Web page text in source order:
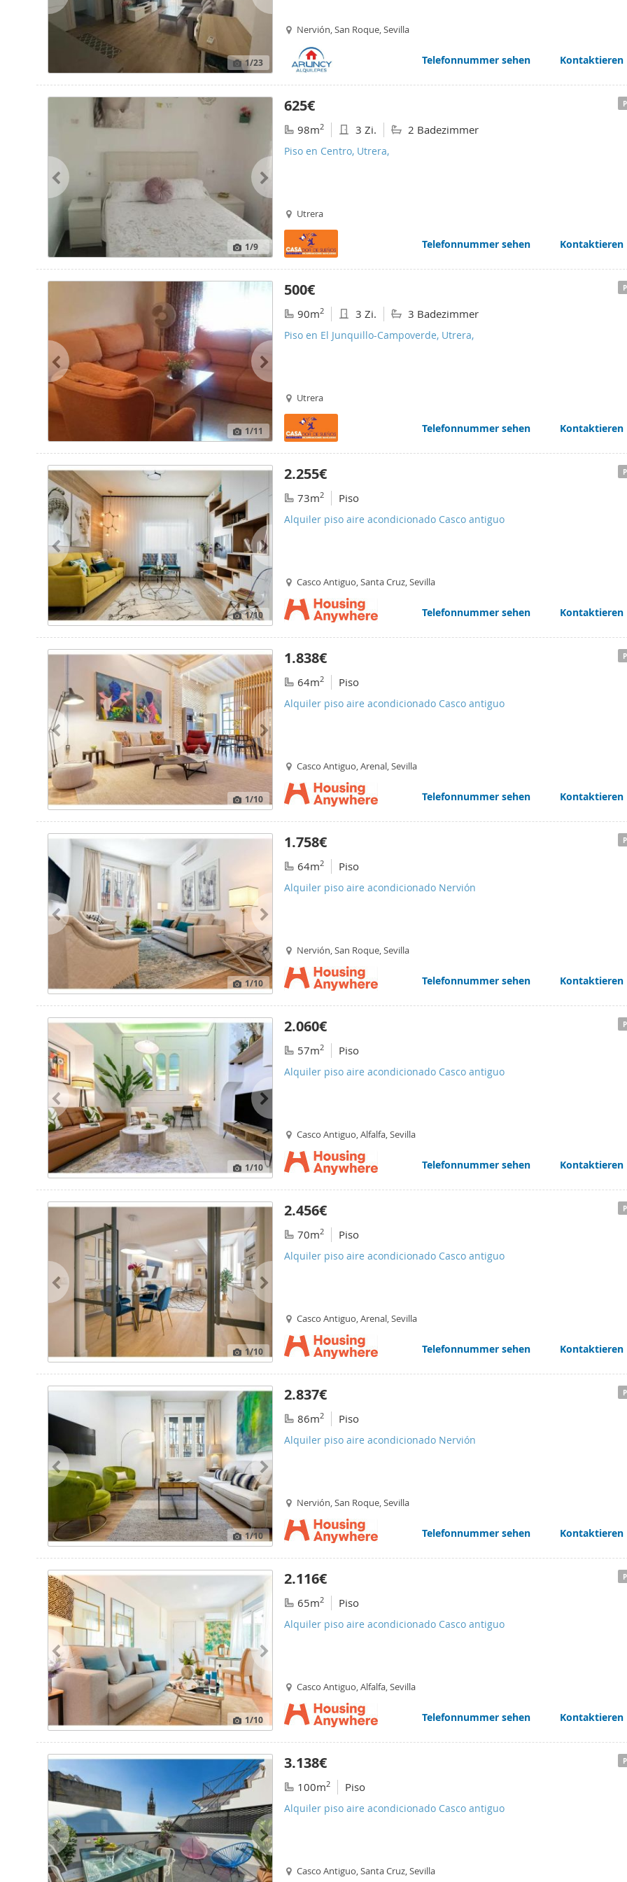
1/23
Nervión, San Roque, Sevilla
Telefonnummer sehen Kontaktieren
1/9
625€
98m2 3 Zi. 2 Badezimmer
Piso en Centro, Utrera,
Utrera
Telefonnummer sehen Kontaktieren
1/11
500€
90m2 3 Zi. 3 Badezimmer
Piso en El Junquillo-Campoverde, Utrera,
Utrera
Telefonnummer sehen Kontaktieren
1/10
2.255€
73m2 Piso
Alquiler piso aire acondicionado Casco antiguo
Casco Antiguo, Santa Cruz, Sevilla
Telefonnummer sehen Kontaktieren
1/10
1.838€
64m2 Piso
Alquiler piso aire acondicionado Casco antiguo
Casco Antiguo, Arenal, Sevilla
Telefonnummer sehen Kontaktieren
1/10
1.758€
64m2 Piso
Alquiler piso aire acondicionado Nervión
Nervión, San Roque, Sevilla
Telefonnummer sehen Kontaktieren
1/10
2.060€
57m2 Piso
Alquiler piso aire acondicionado Casco antiguo
Casco Antiguo, Alfalfa, Sevilla
Telefonnummer sehen Kontaktieren
1/10
2.456€
70m2 Piso
Alquiler piso aire acondicionado Casco antiguo
Casco Antiguo, Arenal, Sevilla
Telefonnummer sehen Kontaktieren
1/10
2.837€
86m2 Piso
Alquiler piso aire acondicionado Nervión
Nervión, San Roque, Sevilla
Telefonnummer sehen Kontaktieren
1/10
2.116€
65m2 Piso
Alquiler piso aire acondicionado Casco antiguo
Casco Antiguo, Alfalfa, Sevilla
Telefonnummer sehen Kontaktieren
3.138€
100m2 Piso
Alquiler piso aire acondicionado Casco antiguo
Casco Antiguo, Santa Cruz, Sevilla